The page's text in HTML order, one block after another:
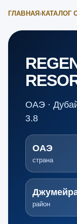
ГЛАВНАЯ ›КАТАЛОГ
ОАЭ ·
3.8
ОАЭ
страна
район